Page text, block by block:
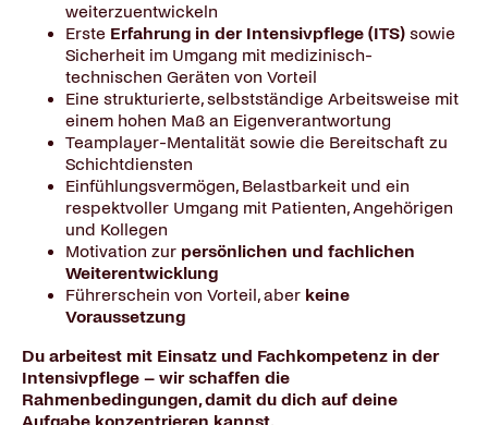
weiterzuentwickeln
Erste Erfahrung in der Intensivpflege (ITS) sowie
Sicherheit im Umgang mit medizinisch-
technischen Geräten von Vorteil
Eine strukturierte, selbstständige Arbeitsweise mit
einem hohen Maß an Eigenverantwortung
Teamplayer-Mentalität sowie die Bereitschaft zu
Schichtdiensten
Einfühlungsvermögen, Belastbarkeit und ein
respektvoller Umgang mit Patienten, Angehörigen
und Kollegen
Motivation zur persönlichen und fachlichen
Weiterentwicklung
Führerschein von Vorteil, aber keine
Voraussetzung
Du arbeitest mit Einsatz und Fachkompetenz in der
Intensivpflege – wir schaffen die
Rahmenbedingungen, damit du dich auf deine
Aufgabe konzentrieren kannst.